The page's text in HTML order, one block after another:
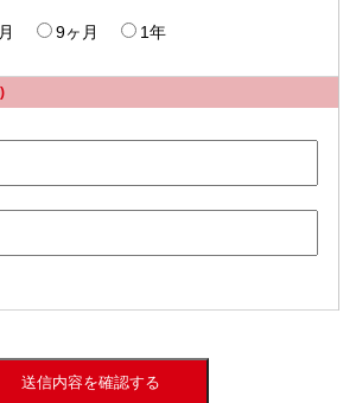
9ヶ月 1年
送信内容を確認する